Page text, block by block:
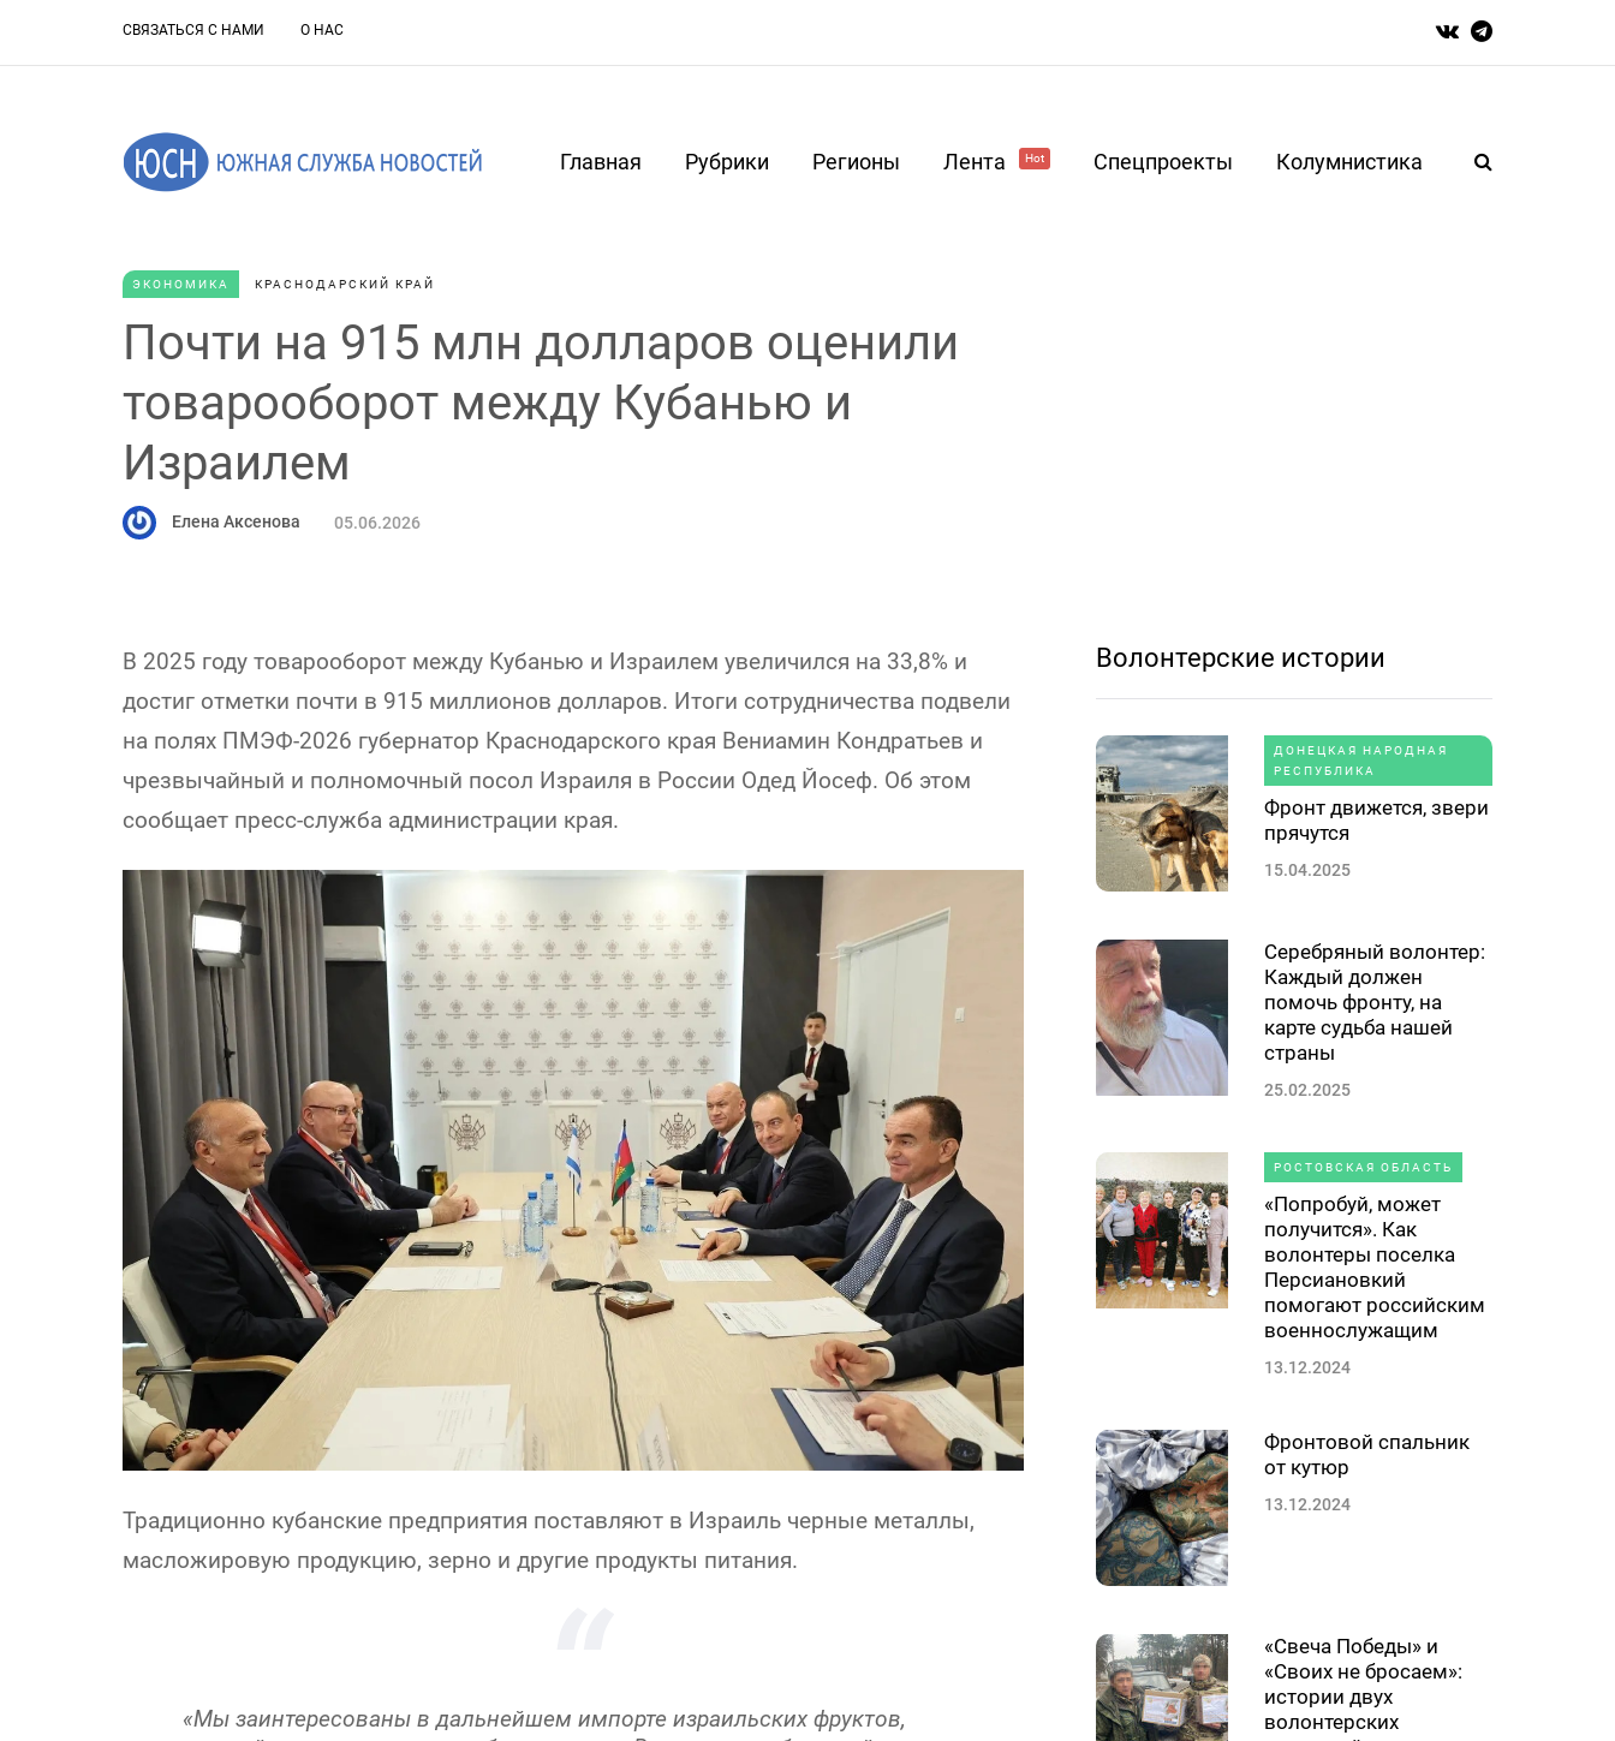
СВЯЗАТЬСЯ С НАМИ О НАС
Главная Рубрики Регионы Лента Hot Спецпроекты Колумнистика
ЭКОНОМИКА КРАСНОДАРСКИЙ КРАЙ
Почти на 915 млн долларов оценили
товарооборот между Кубанью и
Израилем
Елена Аксенова 05.06.2026
В 2025 году товарооборот между Кубанью и Израилем увеличился на 33,8% и
достиг отметки почти в 915 миллионов долларов. Итоги сотрудничества подвели
на полях ПМЭФ-2026 губернатор Краснодарского края Вениамин Кондратьев и
чрезвычайный и полномочный посол Израиля в России Одед Йосеф. Об этом
сообщает пресс-служба администрации края.
Традиционно кубанские предприятия поставляют в Израиль черные металлы,
масложировую продукцию, зерно и другие продукты питания.
«Мы заинтересованы в дальнейшем импорте израильских фруктов,
Волонтерские истории
ДОНЕЦКАЯ НАРОДНАЯ
РЕСПУБЛИКА
Фронт движется, звери
прячутся
15.04.2025
Серебряный волонтер:
Каждый должен
помочь фронту, на
карте судьба нашей
страны
25.02.2025
РОСТОВСКАЯ ОБЛАСТЬ
«Попробуй, может
получится». Как
волонтеры поселка
Персиановкий
помогают российским
военнослужащим
13.12.2024
Фронтовой спальник
от кутюр
13.12.2024
«Свеча Победы» и
«Своих не бросаем»:
истории двух
волонтерских